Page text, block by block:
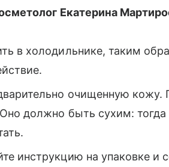
Екатерина
в холодильнике, таким
очищенную
должно быть сухим: тогда
инструкцию на упаковке и